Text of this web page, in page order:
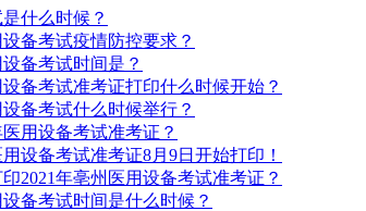
什么时候？
备考试疫情防控要求？
备考试时间是？
备考试准考证打印什么时候开始？
备考试什么时候举行？
用设备考试准考证？
设备考试准考证8月9日开始打印！
2021年亳州医用设备考试准考证？
备考试时间是什么时候？